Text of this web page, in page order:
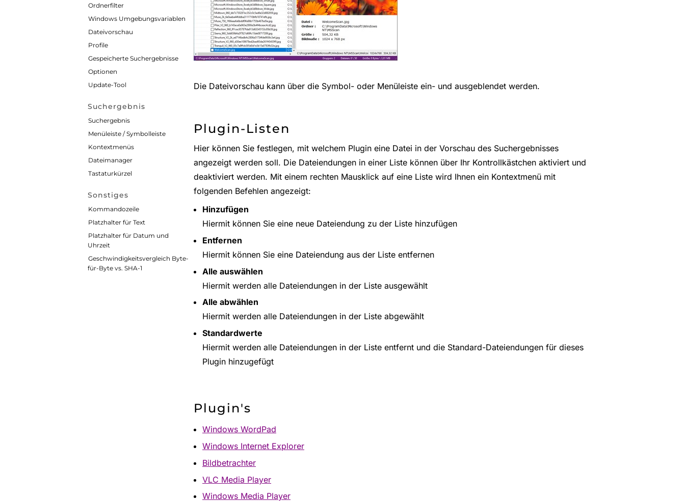
Ordnerfilter
Windows Umgebungsvariablen
Dateivorschau
Profile
Gespeicherte Suchergebnisse
Optionen
Update-Tool
Suchergebnis
Suchergebnis
Menüleiste / Symbolleiste
Kontextmenüs
Dateimanager
Tastaturkürzel
Sonstiges
Kommandozeile
Platzhalter für Text
Platzhalter für Datum und
Uhrzeit
Geschwindigkeitsvergleich Byte-
für-Byte vs. SHA-1
Die Dateivorschau kann über die Symbol- oder Menüleiste ein- und ausgeblendet werden.
Plugin-Listen
Hier können Sie festlegen, mit welchem Plugin eine Datei in der Vorschau des Suchergebnisses
angezeigt werden soll. Die Dateiendungen in einer Liste können über Ihr Kontrollkästchen aktiviert und
deaktiviert werden. Mit einem rechten Mausklick auf eine Liste wird Ihnen ein Kontextmenü mit
folgenden Befehlen angezeigt:
Hinzufügen
Hiermit können Sie eine neue Dateiendung zu der Liste hinzufügen
Entfernen
Hiermit können Sie eine Dateiendung aus der Liste entfernen
Alle auswählen
Hiermit werden alle Dateiendungen in der Liste ausgewählt
Alle abwählen
Hiermit werden alle Dateiendungen in der Liste abgewählt
Standardwerte
Hiermit werden alle Dateiendungen in der Liste entfernt und die Standard-Dateiendungen für dieses
Plugin hinzugefügt
Plugin's
Windows WordPad
Windows Internet Explorer
Bildbetrachter
VLC Media Player
Windows Media Player